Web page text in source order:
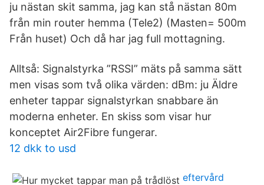
ju nästan skit samma, jag kan stå nästan 80m
från min router hemma (Tele2) (Masten= 500m
Från huset) Och då har jag full mottagning.
Alltså: Signalstyrka ”RSSI” mäts på samma sätt
men visas som två olika värden: dBm: ju Äldre
enheter tappar signalstyrkan snabbare än
moderna enheter. En skiss som visar hur
konceptet Air2Fibre fungerar.
12 dkk to usd
eftervård